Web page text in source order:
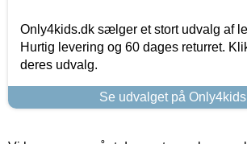
Only4kids.dk sælger et stort udvalg af
Hurtig levering og 60 dages returret.
deres udvalg.
Se udvalget på